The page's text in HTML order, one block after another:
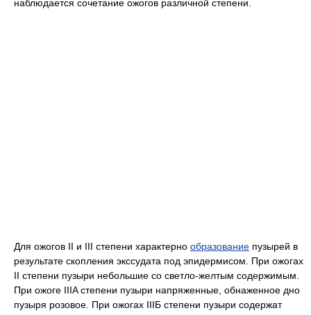
наблюдается сочетание ожогов различной степени.
Для ожогов II и III степени характерно образование пузырей в
результате скопления экссудата под эпидермисом. При ожогах
II степени пузыри небольшие со светло-желтым содержимым.
При ожоге IIIA степени пузыри напряженные, обнаженное дно
пузыря розовое. При ожогах IIIБ степени пузыри содержат